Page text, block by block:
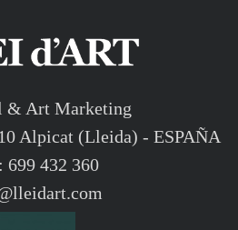
& Art Marketing
Alpicat (Lleida) - ESPAÑA
699 432 360